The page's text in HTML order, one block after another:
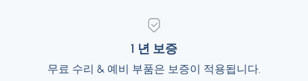
1 년 보증
무료 수리 & 예비 부품은 보증이 적용됩니다.
1 년 보증
무료 수리 & 예비 부품은 보증이 적용됩니다.